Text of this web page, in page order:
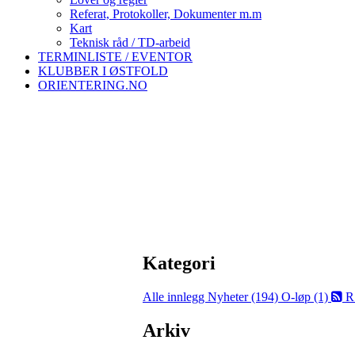
Referat, Protokoller, Dokumenter m.m
Kart
Teknisk råd / TD-arbeid
TERMINLISTE / EVENTOR
KLUBBER I ØSTFOLD
ORIENTERING.NO
Kategori
Alle innlegg Nyheter (194) O-løp (1)
Arkiv